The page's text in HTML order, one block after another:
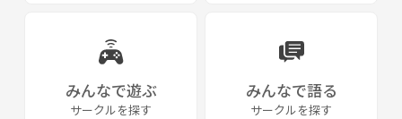
みんなで遊ぶ
サークルを探す
みんなで語る
サークルを探す